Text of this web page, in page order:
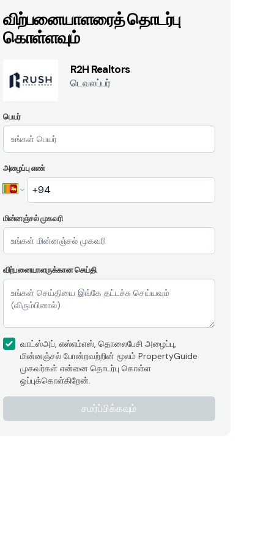
விற்பனையாளரைத் தொடர்பு
கொள்ளவும்
R2H Realtors
டெவலப்பர்
பெயர்
அழைப்பு எண்
மின்னஞ்சல் முகவரி
விற்பனையாளருக்கான செய்தி
வாட்ஸ்அப், எஸ்எம்எஸ், தொலைபேசி அழைப்பு,
மின்னஞ்சல் போன்றவற்றின் மூலம் PropertyGuide
முகவர்கள் என்னை தொடர்பு கொள்ள
ஒப்புக்கொள்கிறேன்.
சமர்ப்பிக்கவும்